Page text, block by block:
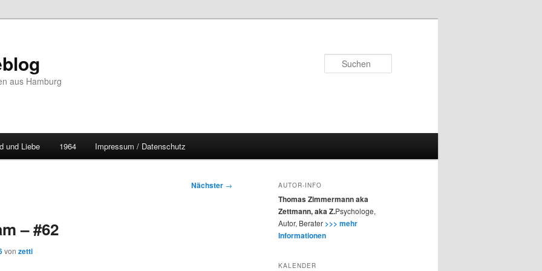
aus Hamburg
und Liebe 1964 Impressum / Datenschutz
Nächster →
– #62
von zetti
AUTOR-INFO
Thomas Zimmermann aka
Zettmann, aka Z.Psychologe,
Autor, Berater >>> mehr
Informationen
KALENDER